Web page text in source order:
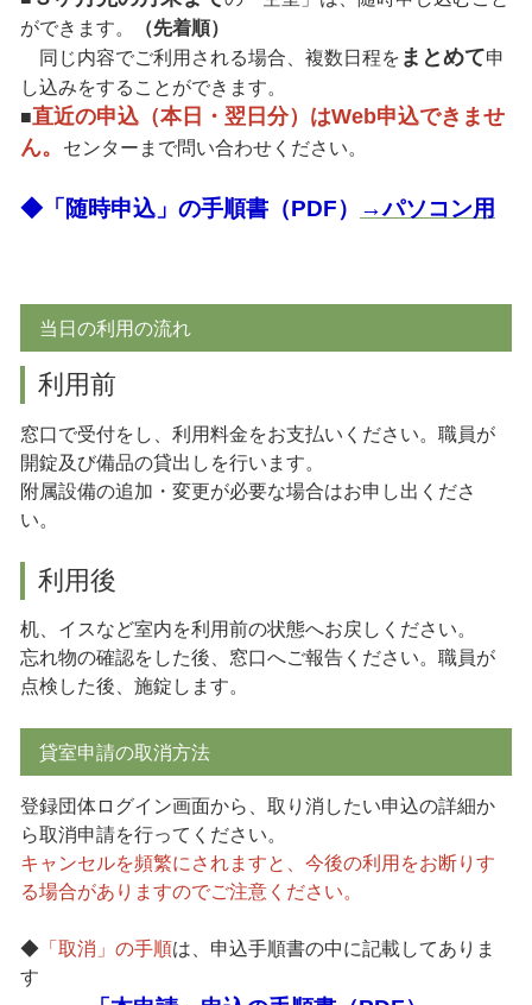
ができます。
（先着順）
同じ内容でご利用される場合、複数日程を まとめて申
し込みをすることができます。
■直近の申込（本日・翌日分）はWeb申込できませ
ん。
センターまで問い合わせください。
◆「随時申込」の手順書（PDF） →パソコン用
当日の利用の流れ
利用前
窓口で受付をし、利用料金をお支払いください。職員が
開錠及び備品の貸出しを行います。
附属設備の追加・変更が必要な場合はお申し出くださ
い。
利用後
机、イスなど室内を利用前の状態へお戻しください。
忘れ物の確認をした後、窓口へご報告ください。職員が
点検した後、施錠します。
貸室申請の取消方法
登録団体ログイン画面から、取り消したい申込の詳細か
ら取消申請を行ってください。
キャンセルを頻繁にされますと、今後の利用をお断りす
る場合がありますのでご注意ください。
◆「取消」の手順は、申込手順書の中に記載してありま
す